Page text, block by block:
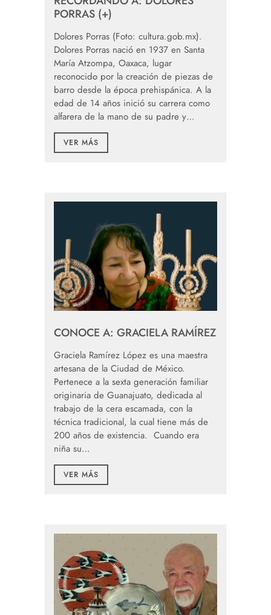
PORRAS (+)
Dolores Porras (Foto: cultura.gob.mx).
Dolores Porras nació en 1937 en Santa
María Atzompa, Oaxaca, lugar
reconocido por la creación de piezas de
barro desde la época prehispánica. A la
edad de 14 años inició su carrera como
alfarera de la mano de su padre y…
VER MÁS
CONOCE A: GRACIELA RAMÍREZ
Graciela Ramírez López es una maestra
artesana de la Ciudad de México.
Pertenece a la sexta generación familiar
originaria de Guanajuato, dedicada al
trabajo de la cera escamada, con la
técnica tradicional, la cual tiene más de
200 años de existencia. Cuando era
niña su…
VER MÁS